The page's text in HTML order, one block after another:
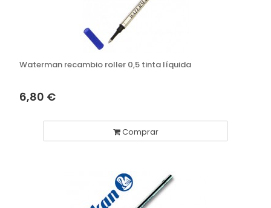
Waterman recambio roller 0,5 tinta líquida
6,80 €
Comprar